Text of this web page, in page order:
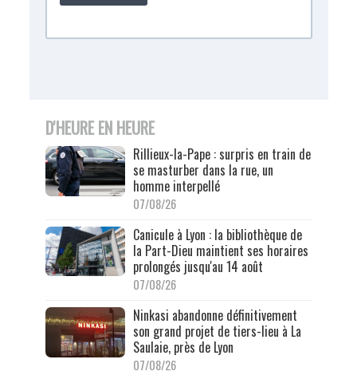
D'HEURE EN HEURE
Rillieux-la-Pape : surpris en train de
se masturber dans la rue, un
homme interpellé
07/08/26
Canicule à Lyon : la bibliothèque de
la Part-Dieu maintient ses horaires
prolongés jusqu'au 14 août
07/08/26
Ninkasi abandonne définitivement
son grand projet de tiers-lieu à La
Saulaie, près de Lyon
07/08/26